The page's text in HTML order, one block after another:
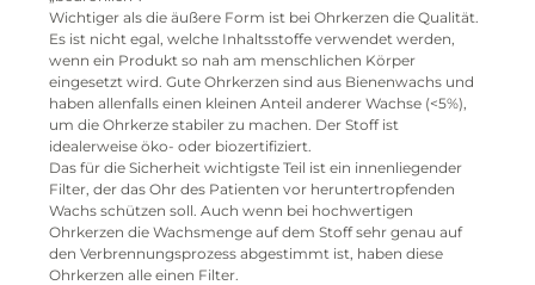
Wichtiger als die äußere Form ist bei Ohrkerzen die Qualität.
Es ist nicht egal, welche Inhaltsstoffe verwendet werden,
wenn ein Produkt so nah am menschlichen Körper
eingesetzt wird. Gute Ohrkerzen sind aus Bienenwachs und
haben allenfalls einen kleinen Anteil anderer Wachse (<5%),
um die Ohrkerze stabiler zu machen. Der Stoff ist
idealerweise öko- oder biozertifiziert.
Das für die Sicherheit wichtigste Teil ist ein innenliegender
Filter, der das Ohr des Patienten vor heruntertropfenden
Wachs schützen soll. Auch wenn bei hochwertigen
Ohrkerzen die Wachsmenge auf dem Stoff sehr genau auf
den Verbrennungsprozess abgestimmt ist, haben diese
Ohrkerzen alle einen Filter.